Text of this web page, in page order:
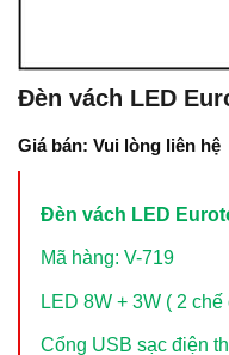
Đèn vách LED
Giá bán: Vui lòng liên hệ
Đèn vách LED
Mã hàng: V-719
LED 8W + 3W ( 2 chế
Cổng USB sạc điện